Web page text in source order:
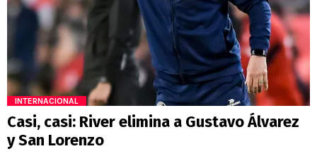
INTERNACIONAL
Casi, casi: River elimina a Gustavo Álvarez
y San Lorenzo